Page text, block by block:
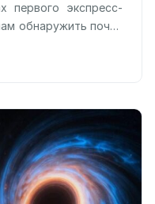
первого экспресс-
обнаружить почти